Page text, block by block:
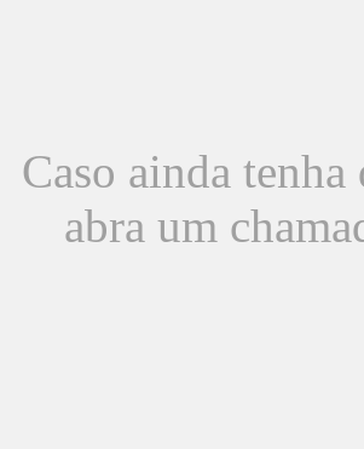
Caso ainda
abra um